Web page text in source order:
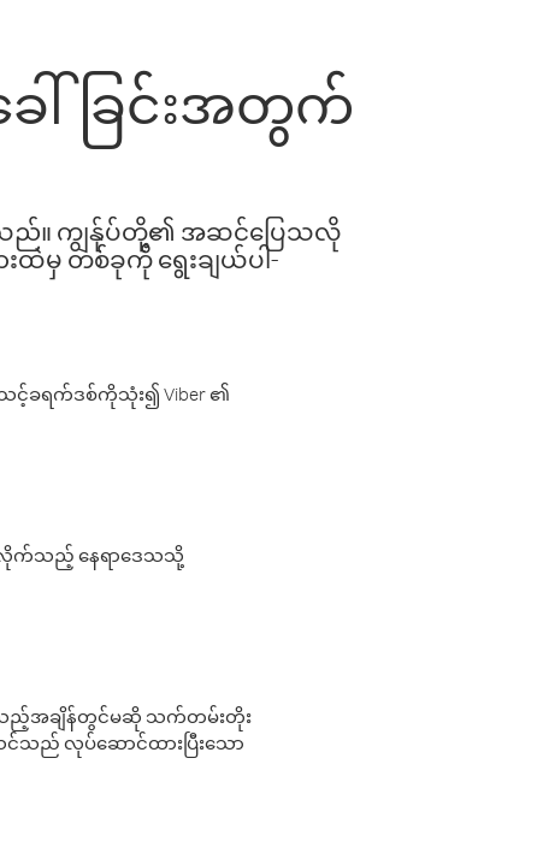
ါ်ခြင်းအတွက်
ါသည်။ ကျွန်ုပ်တို့၏ အဆင်ပြေသလို
းထဲမှ တစ်ခုကို ရွေးချယ်ပါ-
ခရက်ဒစ်ကိုသုံး၍ Viber ၏
ယ်လိုက်သည့် နေရာဒေသသို့
မည်သည့်အချိန်တွင်မဆို သက်တမ်းတိုး
သည် လုပ်ဆောင်ထားပြီးသော